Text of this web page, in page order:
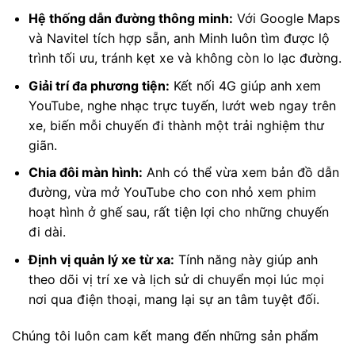
Hệ thống dẫn đường thông minh: Với Google Maps
và Navitel tích hợp sẵn, anh Minh luôn tìm được lộ
trình tối ưu, tránh kẹt xe và không còn lo lạc đường.
Giải trí đa phương tiện: Kết nối 4G giúp anh xem
YouTube, nghe nhạc trực tuyến, lướt web ngay trên
xe, biến mỗi chuyến đi thành một trải nghiệm thư
giãn.
Chia đôi màn hình: Anh có thể vừa xem bản đồ dẫn
đường, vừa mở YouTube cho con nhỏ xem phim
hoạt hình ở ghế sau, rất tiện lợi cho những chuyến
đi dài.
Định vị quản lý xe từ xa: Tính năng này giúp anh
theo dõi vị trí xe và lịch sử di chuyển mọi lúc mọi
nơi qua điện thoại, mang lại sự an tâm tuyệt đối.
Chúng tôi luôn cam kết mang đến những sản phẩm